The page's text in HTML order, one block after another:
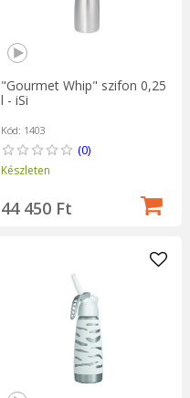
"Gourmet Whip" szifon 0,25
l - iSi
Kód: 1403
(0)
Készleten
44 450 Ft